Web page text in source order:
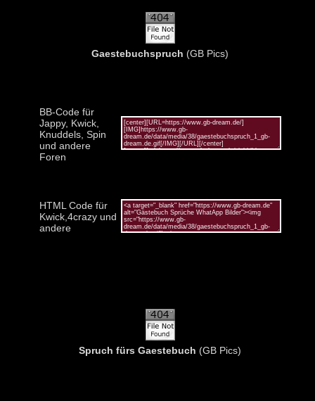
Gaestebuchspruch (GB Pics)
BB-Code für
Jappy, Kwick,
Knuddels, Spin
und andere
Foren
HTML Code für
Kwick,4crazy und
andere
Spruch fürs Gaestebuch (GB Pics)